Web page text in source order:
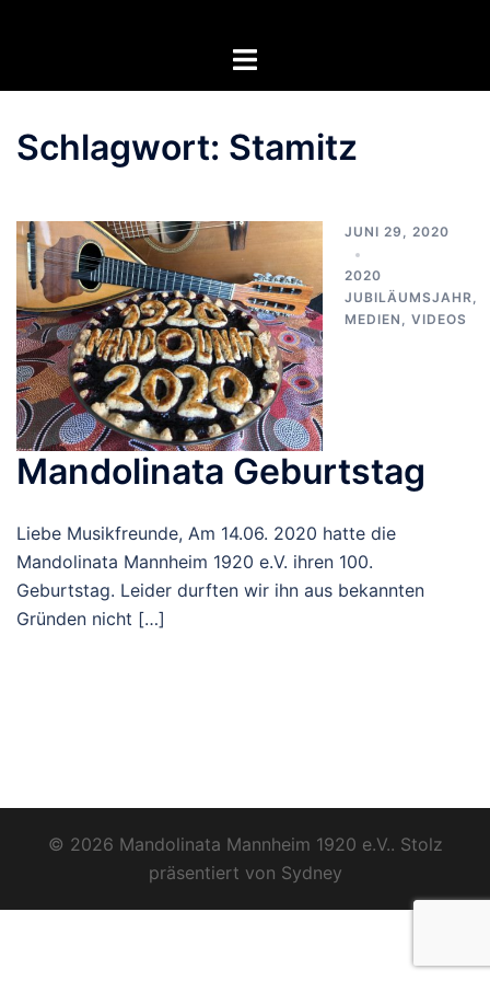
Menü
Schlagwort: Stamitz
JUNI 29, 2020
2020
JUBILÄUMSJAHR,
MEDIEN , VIDEOS
Mandolinata Geburtstag
Liebe Musikfreunde, Am 14.06. 2020 hatte die
Mandolinata Mannheim 1920 e.V. ihren 100.
Geburtstag. Leider durften wir ihn aus bekannten
Gründen nicht […]
© 2026 Mandolinata Mannheim 1920 e.V.. Stolz
präsentiert von Sydney